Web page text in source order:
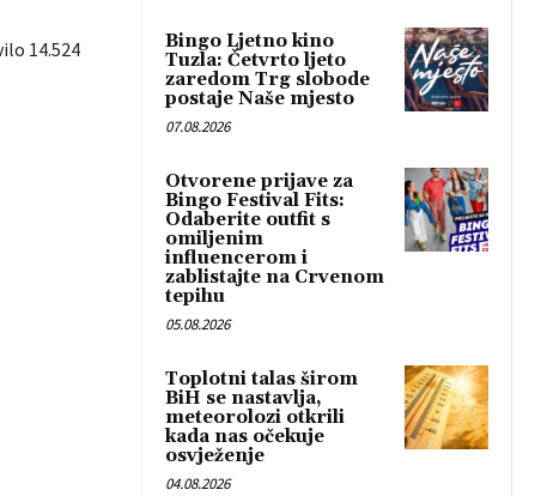
14.524
Bingo Ljetno kino
Tuzla: Četvrto ljeto
zaredom Trg slobode
postaje Naše mjesto
07.08.2026
Otvorene prijave za
Bingo Festival Fits:
Odaberite outfit s
omiljenim
influencerom i
zablistajte na Crvenom
tepihu
05.08.2026
Toplotni talas širom
BiH se nastavlja,
meteorolozi otkrili
kada nas očekuje
osvježenje
04.08.2026